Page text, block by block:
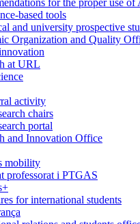
based tools
and university prospective
Organization and Quality
at URL
activity
chairs
portal
and Innovation Office
mobility
professorat i PTGAS
for international students